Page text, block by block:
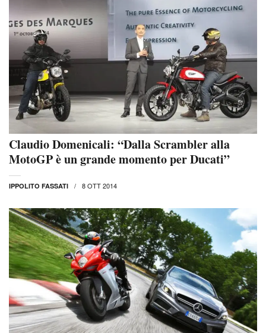
Claudio Domenicali: “Dalla Scrambler alla
MotoGP è un grande momento per Ducati”
IPPOLITO FASSATI 8 OTT 2014